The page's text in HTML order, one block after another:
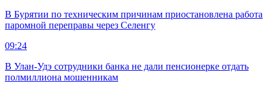
В Бурятии по техническим причинам приостановлена работа
паромной переправы через Селенгу
09:24
В Улан-Удэ сотрудники банка не дали пенсионерке отдать
полмиллиона мошенникам